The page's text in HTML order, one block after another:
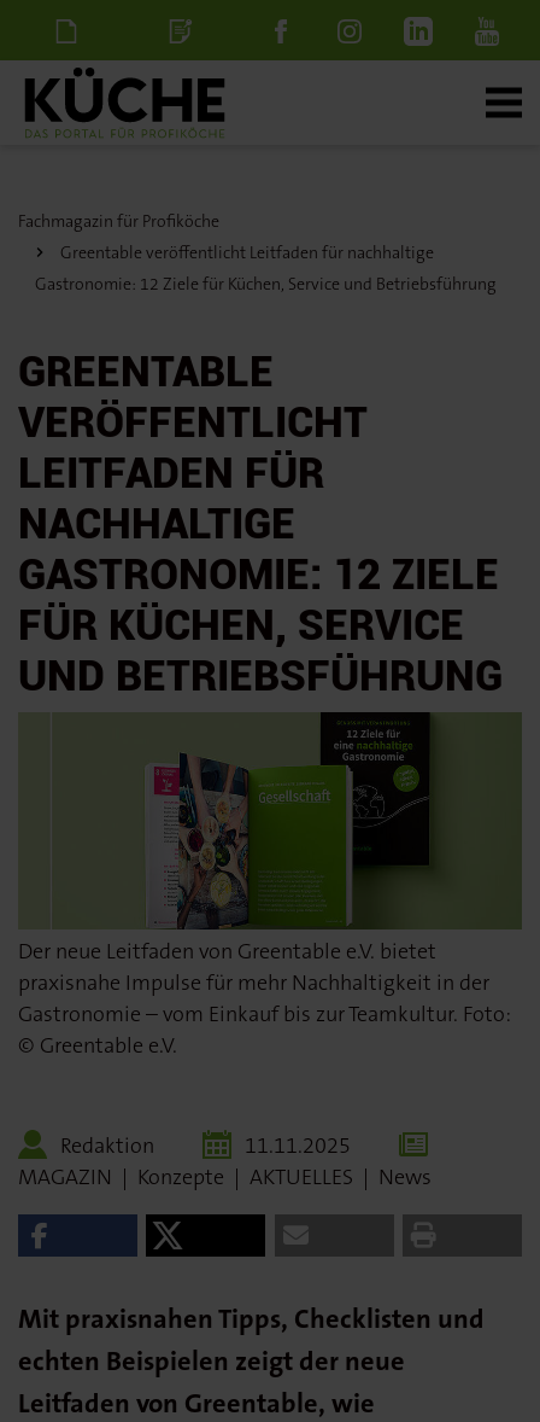
NewsletterStellenanzeige
Fachmagazin für Profiköche
Greentable veröffentlicht Leitfaden für nachhaltige
Gastronomie: 12 Ziele für Küchen, Service und Betriebsführung
GREENTABLE
VERÖFFENTLICHT
LEITFADEN FÜR
NACHHALTIGE
GASTRONOMIE: 12 ZIELE
FÜR KÜCHEN, SERVICE
UND BETRIEBSFÜHRUNG
Der neue Leitfaden von Greentable e.V. bietet
praxisnahe Impulse für mehr Nachhaltigkeit in der
Gastronomie – vom Einkauf bis zur Teamkultur. Foto:
© Greentable e.V.
Redaktion
11.11.2025
MAGAZIN | Konzepte | AKTUELLES | News
Mit praxisnahen Tipps, Checklisten und
echten Beispielen zeigt der neue
Leitfaden von Greentable, wie